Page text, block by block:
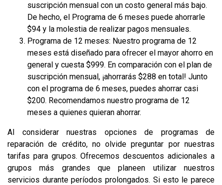
suscripción mensual con un costo general más bajo.
De hecho, el Programa de 6 meses puede ahorrarle
$94 y la molestia de realizar pagos mensuales.
Programa de 12 meses: Nuestro programa de 12
meses está diseñado para ofrecer el mayor ahorro en
general y cuesta $999. En comparación con el plan de
suscripción mensual, ¡ahorrarás $288 en total! Junto
con el programa de 6 meses, puedes ahorrar casi
$200. Recomendamos nuestro programa de 12
meses a quienes quieran ahorrar.
Al considerar nuestras opciones de programas de
reparación de crédito, no olvide preguntar por nuestras
tarifas para grupos. Ofrecemos descuentos adicionales a
grupos más grandes que planeen utilizar nuestros
servicios durante períodos prolongados. Si esto le parece